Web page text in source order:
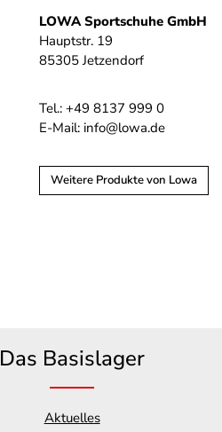
LOWA Sport­schuhe GmbH
Hauptstr. 19
85305 Jetzendorf
Tel.: +49 8137 999 0
E-Mail: info@lowa.de
Weitere Produkte von Lowa
Das Basislager
Aktuelles